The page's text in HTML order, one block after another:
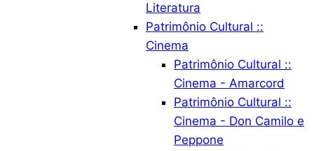
Literatura
Patrimônio Cultural ::
Cinema
Patrimônio Cultural ::
Cinema - Amarcord
Patrimônio Cultural ::
Cinema - Don Camilo e
Peppone